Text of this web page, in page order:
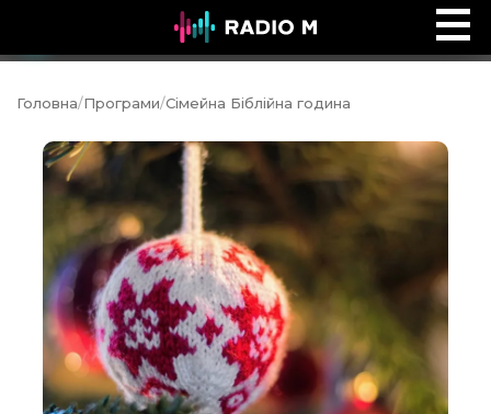
Ефір Radio M
Головна/Програми/Сімейна Біблійна година